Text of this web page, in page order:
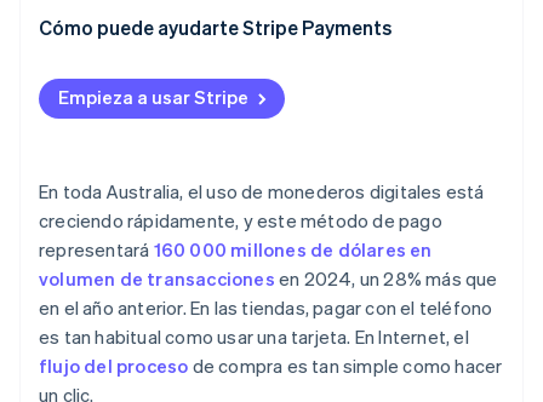
Cómo puede ayudarte Stripe Payments
Empieza a usar Stripe
En toda Australia, el uso de monederos digitales está
creciendo rápidamente, y este método de pago
representará 160 000 millones de dólares en
volumen de transacciones en 2024, un 28% más que
en el año anterior. En las tiendas, pagar con el teléfono
es tan habitual como usar una tarjeta. En Internet, el
flujo del proceso de compra es tan simple como hacer
un clic.